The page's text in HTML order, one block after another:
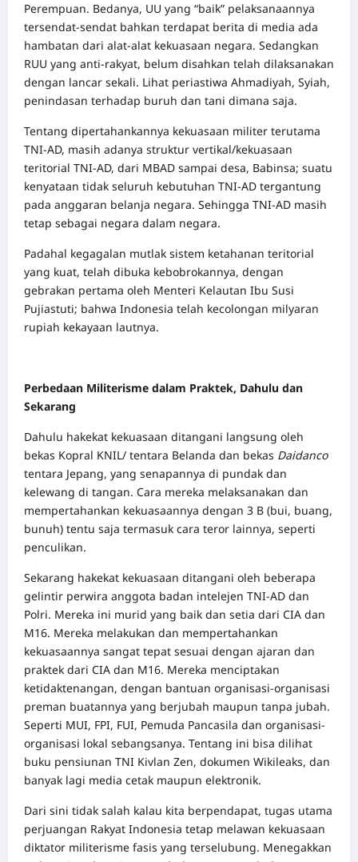
Perempuan. Bedanya, UU yang “baik” pelaksanaannya
tersendat-sendat bahkan terdapat berita di media ada
hambatan dari alat-alat kekuasaan negara. Sedangkan
RUU yang anti-rakyat, belum disahkan telah dilaksanakan
dengan lancar sekali. Lihat periastiwa Ahmadiyah, Syiah,
penindasan terhadap buruh dan tani dimana saja.
Tentang dipertahankannya kekuasaan militer terutama
TNI-AD, masih adanya struktur vertikal/kekuasaan
teritorial TNI-AD, dari MBAD sampai desa, Babinsa; suatu
kenyataan tidak seluruh kebutuhan TNI-AD tergantung
pada anggaran belanja negara. Sehingga TNI-AD masih
tetap sebagai negara dalam negara.
Padahal kegagalan mutlak sistem ketahanan teritorial
yang kuat, telah dibuka kebobrokannya, dengan
gebrakan pertama oleh Menteri Kelautan Ibu Susi
Pujiastuti; bahwa Indonesia telah kecolongan milyaran
rupiah kekayaan lautnya.
Perbedaan Militerisme dalam Praktek, Dahulu dan
Sekarang
Dahulu hakekat kekuasaan ditangani langsung oleh
bekas Kopral KNIL/ tentara Belanda dan bekas Daidanco
tentara Jepang, yang senapannya di pundak dan
kelewang di tangan. Cara mereka melaksanakan dan
mempertahankan kekuasaannya dengan 3 B (bui, buang,
bunuh) tentu saja termasuk cara teror lainnya, seperti
penculikan.
Sekarang hakekat kekuasaan ditangani oleh beberapa
gelintir perwira anggota badan intelejen TNI-AD dan
Polri. Mereka ini murid yang baik dan setia dari CIA dan
M16. Mereka melakukan dan mempertahankan
kekuasaannya sangat tepat sesuai dengan ajaran dan
praktek dari CIA dan M16. Mereka menciptakan
ketidaktenangan, dengan bantuan organisasi-organisasi
preman buatannya yang berjubah maupun tanpa jubah.
Seperti MUI, FPI, FUI, Pemuda Pancasila dan organisasi-
organisasi lokal sebangsanya. Tentang ini bisa dilihat
buku pensiunan TNI Kivlan Zen, dokumen Wikileaks, dan
banyak lagi media cetak maupun elektronik.
Dari sini tidak salah kalau kita berpendapat, tugas utama
perjuangan Rakyat Indonesia tetap melawan kekuasaan
diktator militerisme fasis yang terselubung. Menegakkan